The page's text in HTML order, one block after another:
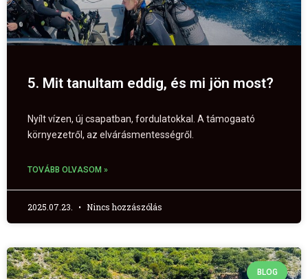
5. Mit tanultam eddig, és mi jön most?
Nyílt vízen, új csapatban, fordulatokkal. A támogaató
környezetről, az elvárásmentességről.
TOVÁBB OLVASOM »
2025.07.23. Nincs hozzászólás
BLOG